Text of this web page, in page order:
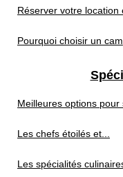
Réserver votre location
Pourquoi choisir un
Meilleures options pour
Les chefs étoilés et...
Les spécialités